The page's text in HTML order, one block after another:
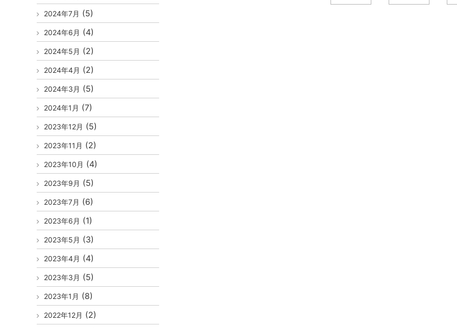
2024年7月 (5)
2024年6月 (4)
2024年5月 (2)
2024年4月 (2)
2024年3月 (5)
2024年1月 (7)
2023年12月 (5)
2023年11月 (2)
2023年10月 (4)
2023年9月 (5)
2023年7月 (6)
2023年6月 (1)
2023年5月 (3)
2023年4月 (4)
2023年3月 (5)
2023年1月 (8)
2022年12月 (2)